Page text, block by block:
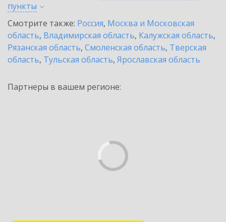
пункты
Смотрите также: Россия, Москва и Московская
область, Владимирская область, Калужская область,
Рязанская область, Смоленская область, Тверская
область, Тульская область, Ярославская область
Партнеры в вашем регионе: